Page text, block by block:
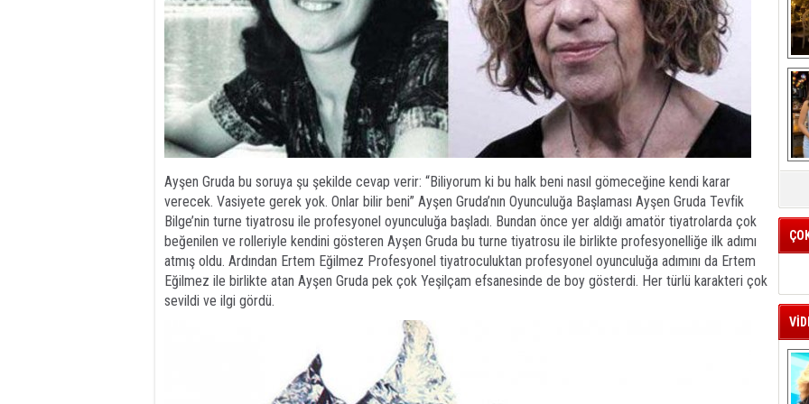
Ayşen Gruda bu soruya şu şekilde cevap verir: “Biliyorum ki bu halk beni nasıl gömeceğine kendi karar
verecek. Vasiyete gerek yok. Onlar bilir beni” Ayşen Gruda’nın Oyunculuğa Başlaması Ayşen Gruda Tevfik
Bilge’nin turne tiyatrosu ile profesyonel oyunculuğa başladı. Bundan önce yer aldığı amatör tiyatrolarda çok
beğenilen ve rolleriyle kendini gösteren Ayşen Gruda bu turne tiyatrosu ile birlikte profesyonelliğe ilk adımı
atmış oldu. Ardından Ertem Eğilmez Profesyonel tiyatroculuktan profesyonel oyunculuğa adımını da Ertem
Eğilmez ile birlikte atan Ayşen Gruda pek çok Yeşilçam efsanesinde de boy gösterdi. Her türlü karakteri çok
sevildi ve ilgi gördü.